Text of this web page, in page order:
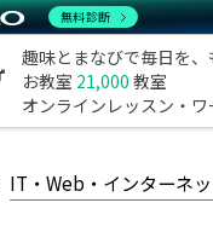
趣味とまなびで毎日を、
お教室 21,000 教室
オンラインレッスン・
IT・Web・インターネ
無料診断